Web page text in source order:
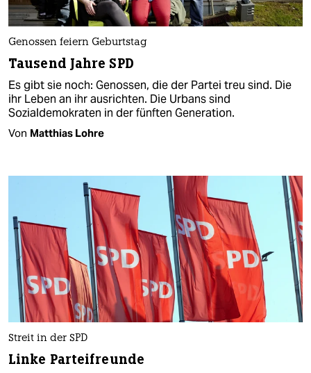
Genossen feiern Geburtstag
Tausend Jahre SPD
Es gibt sie noch: Genossen, die der Partei treu sind. Die
ihr Leben an ihr ausrichten. Die Urbans sind
Sozialdemokraten in der fünften Generation.
Von Matthias Lohre
Streit in der SPD
Linke Parteifreunde